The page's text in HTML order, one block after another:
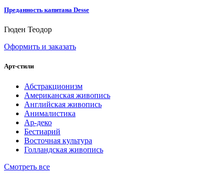
Преданность капитана Desse
Гюден Теодор
Оформить и заказать
Арт-стили
Абстракционизм
Американская живопись
Английская живопись
Анималистика
Ар-деко
Бестиарий
Восточная культура
Голландская живопись
Смотреть все